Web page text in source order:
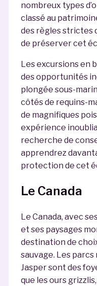
nombreux types
classé au
des règles strictes
de préserver cet
Les excursions en
des opportunités
plongée sous-
côtés de requins-
de magnifiques
expérience
recherche de
apprendrez
protection de cet
Le Canada
Le Canada, avec
et ses paysages
destination de
sauvage. Les
Jasper sont des
que les ours